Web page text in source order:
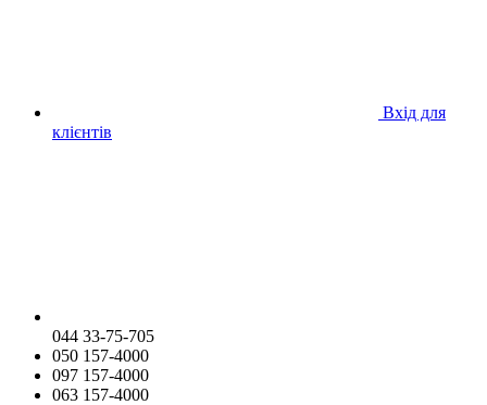
Вхід для
клієнтів
044 33-75-705
050 157-4000
097 157-4000
063 157-4000